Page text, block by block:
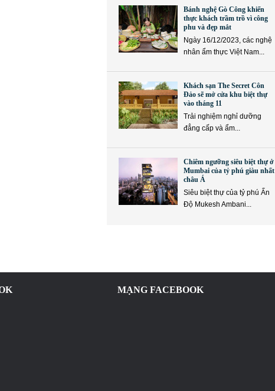
Bánh nghệ Gò Công khiến
thực khách trầm trồ vì công
phu và đẹp mắt
Ngày 16/12/2023, các nghệ
nhân ẩm thực Việt Nam...
Khách sạn The Secret Côn
Đảo sẽ mở cửa khu biệt thự
vào tháng 11
Trải nghiệm nghỉ dưỡng
đẳng cấp và ẩm...
Chiêm ngưỡng siêu biệt thự ở
Mumbai của tỷ phú giàu nhất
châu Á
Siêu biệt thự của tỷ phú Ấn
Độ Mukesh Ambani...
MẠNG FACEBOOK